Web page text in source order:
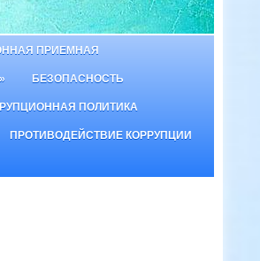
ПРИЕМНАЯ
БЕЗОПАСНОСТЬ
ПОЛИТИКА
ПРОТИВОДЕЙСТВИЕ КОРРУПЦИИ